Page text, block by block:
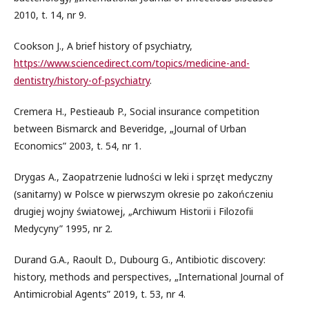
2010, t. 14, nr 9.
Cookson J., A brief history of psychiatry,
https://www.sciencedirect.com/topics/medicine-and-
dentistry/history-of-psychiatry.
Cremera H., Pestieaub P., Social insurance competition
between Bismarck and Beveridge, „Journal of Urban
Economics” 2003, t. 54, nr 1.
Drygas A., Zaopatrzenie ludności w leki i sprzęt medyczny
(sanitarny) w Polsce w pierwszym okresie po zakończeniu
drugiej wojny światowej, „Archiwum Historii i Filozofii
Medycyny” 1995, nr 2.
Durand G.A., Raoult D., Dubourg G., Antibiotic discovery:
history, methods and perspectives, „International Journal of
Antimicrobial Agents” 2019, t. 53, nr 4.